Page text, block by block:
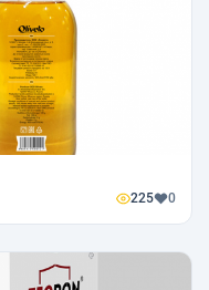
225 0